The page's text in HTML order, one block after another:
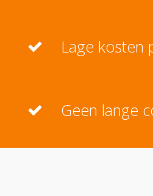
Lage kosten
Geen lange